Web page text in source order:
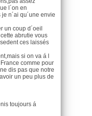
l´on en
n´ai qu´une envie
un coup d´oeil
abrutie vous
ces laissés
si on va á l
comme pour
dis pas que notre
un peu plus de
toujours á